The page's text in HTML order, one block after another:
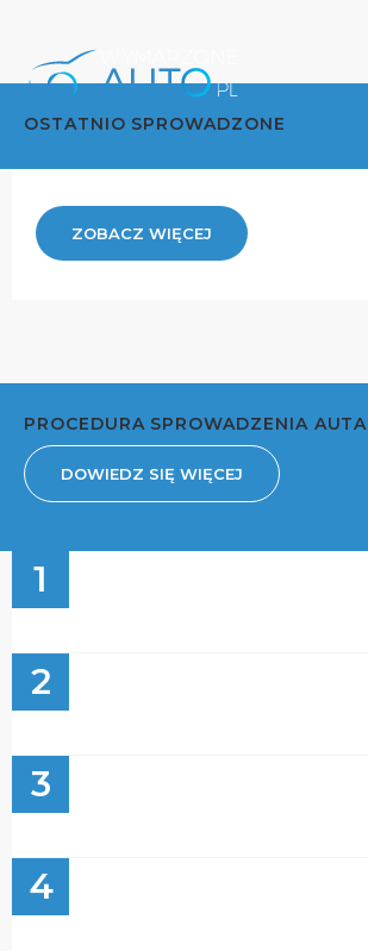
OSTATNIO SPROWADZONE
ZOBACZ WIĘCEJ
PROCEDURA SPROWADZENIA AUTA
DOWIEDZ SIĘ WIĘCEJ
1
2
3
4